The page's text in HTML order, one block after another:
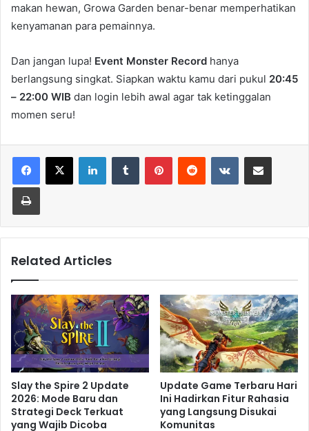
makan hewan, Growa Garden benar-benar memperhatikan
kenyamanan para pemainnya.
Dan jangan lupa! Event Monster Record hanya
berlangsung singkat. Siapkan waktu kamu dari pukul 20:45
– 22:00 WIB dan login lebih awal agar tak ketinggalan
momen seru!
Related Articles
Slay the Spire 2 Update
2026: Mode Baru dan
Strategi Deck Terkuat
yang Wajib Dicoba
Update Game Terbaru Hari
Ini Hadirkan Fitur Rahasia
yang Langsung Disukai
Komunitas